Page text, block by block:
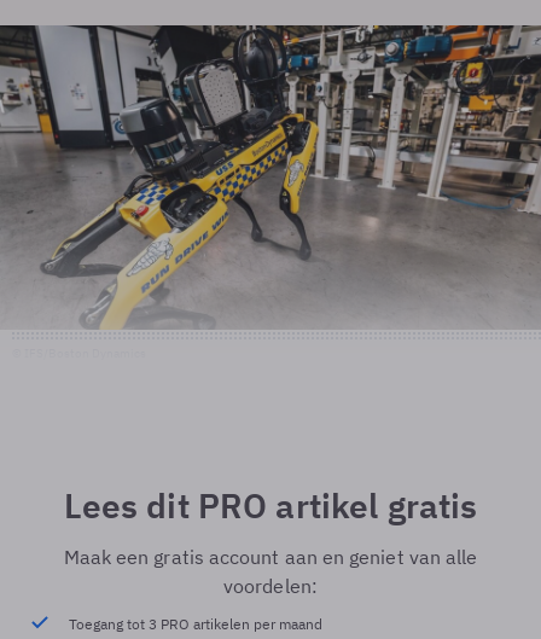
Lees dit PRO artikel gratis
Maak een gratis account aan en geniet van alle
voordelen:
Toegang tot 3 PRO artikelen per maand